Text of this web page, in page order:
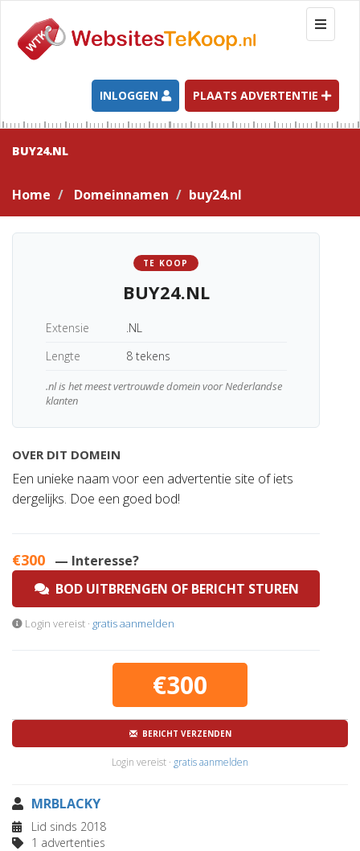
T
o
g
l
e
n
a
t
INLOGGEN PLAATS ADVERTENTIE
BUY24.NL
Home Domeinnamen buy24.nl
TE KOOP
BUY24.NL
Extensie
.NL
Lengte
8 tekens
.nl is het meest vertrouwde domein voor Nederlandse
klanten
OVER DIT DOMEIN
Een unieke naam voor een advertentie site of iets
dergelijks. Doe een goed bod!
€300 — Interesse?
BOD UITBRENGEN OF BERICHT STUREN
Login vereist · gratis aanmelden
€300
BERICHT VERZENDEN
Login vereist · gratis aanmelden
MRBLACKY
Lid sinds 2018
1 advertenties